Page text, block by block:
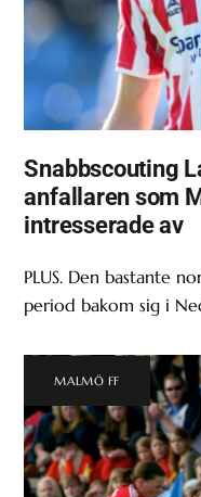
Snabbscouting
anfallaren som
intresserade av
PLUS. Den bastante
period bakom sig i
MALMÖ FF